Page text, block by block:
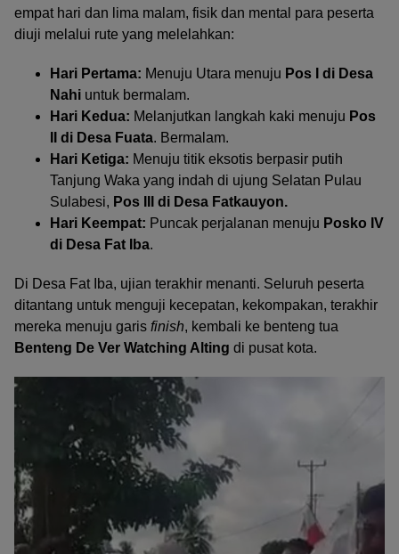
empat hari dan lima malam, fisik dan mental para peserta
diuji melalui rute yang melelahkan:
Hari Pertama: Menuju Utara menuju Pos I di Desa
Nahi untuk bermalam.
Hari Kedua: Melanjutkan langkah kaki menuju Pos
II di Desa Fuata. Bermalam.
Hari Ketiga: Menuju titik eksotis berpasir putih
Tanjung Waka yang indah di ujung Selatan Pulau
Sulabesi, Pos III di Desa Fatkauyon.
Hari Keempat: Puncak perjalanan menuju Posko IV
di Desa Fat Iba.
Di Desa Fat Iba, ujian terakhir menanti. Seluruh peserta
ditantang untuk menguji kecepatan, kekompakan, terakhir
mereka menuju garis finish, kembali ke benteng tua
Benteng De Ver Watching Alting di pusat kota.